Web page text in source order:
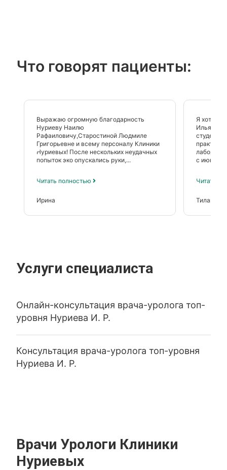
Что говорят пациенты:
Выражаю огромную благодарность
Нуриеву Наилю
Рафаиловичу,Старостиной Людмиле
Григорьевне и всему персоналу Клиники
Нуриевых! После нескольких неудачных
попыток эко опускались руки,...
Читать полностью
Ирина
Я хотел
Ильяса
практику
с июня...
Читать
Тилавов
Услуги специалиста
Онлайн-консультация врача-уролога топ-
уровня Нуриева И. Р.
Консультация врача-уролога топ-уровня
Нуриева И. Р.
Врачи Урологи Клиники
Нуриевых